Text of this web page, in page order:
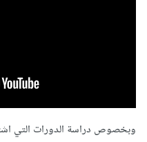
وبخصوص دراسة الدورات التي